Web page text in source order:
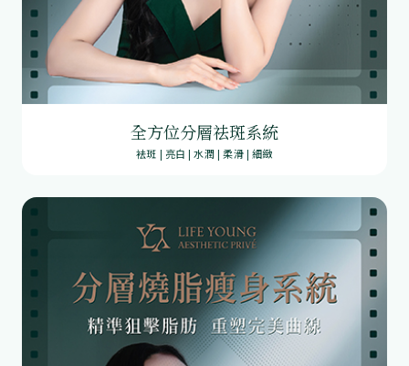
全方位分層祛斑系統
袪斑 | 亮白 | 水潤 | 柔滑 | 細緻